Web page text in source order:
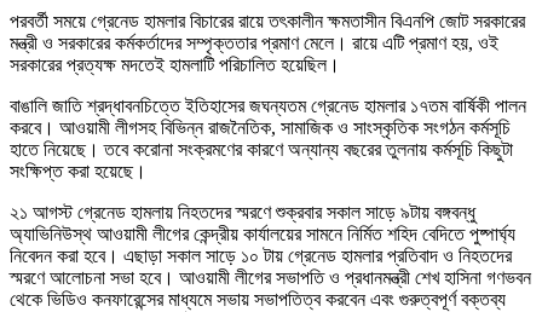
পরবর্তী সময়ে গ্রেনেড হামলার বিচারের রায়ে তৎকালীন ক্ষমতাসীন বিএনপি জোট সরকারের
মন্ত্রী ও সরকারের কর্মকর্তাদের সম্পৃক্ততার প্রমাণ মেলে। রায়ে এটি প্রমাণ হয়, ওই
সরকারের প্রত্যক্ষ মদতেই হামলাটি পরিচালিত হয়েছিল।
বাঙালি জাতি শ্রদ্ধাবনচিত্তে ইতিহাসের জঘন্যতম গ্রেনেড হামলার ১৭তম বার্ষিকী পালন
করবে। আওয়ামী লীগসহ বিভিন্ন রাজনৈতিক, সামাজিক ও সাংস্কৃতিক সংগঠন কর্মসূচি
হাতে নিয়েছে। তবে করোনা সংক্রমণের কারণে অন্যান্য বছরের তুলনায় কর্মসূচি কিছুটা
সংক্ষিপ্ত করা হয়েছে।
২১ আগস্ট গ্রেনেড হামলায় নিহতদের স্মরণে শুক্রবার সকাল সাড়ে ৯টায় বঙ্গবন্ধু
অ্যাভিনিউস্থ আওয়ামী লীগের কেন্দ্রীয় কার্যালয়ের সামনে নির্মিত শহিদ বেদিতে পুষ্পার্ঘ্য
নিবেদন করা হবে। এছাড়া সকাল সাড়ে ১০ টায় গ্রেনেড হামলার প্রতিবাদ ও নিহতদের
স্মরণে আলোচনা সভা হবে। আওয়ামী লীগের সভাপতি ও প্রধানমন্ত্রী শেখ হাসিনা গণভবন
থেকে ভিডিও কনফারেন্সের মাধ্যমে সভায় সভাপতিত্ব করবেন এবং গুরুত্বপূর্ণ বক্তব্য